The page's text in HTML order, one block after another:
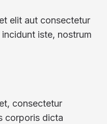
elit aut consectetur
iste, nostrum
consectetur
corporis dicta